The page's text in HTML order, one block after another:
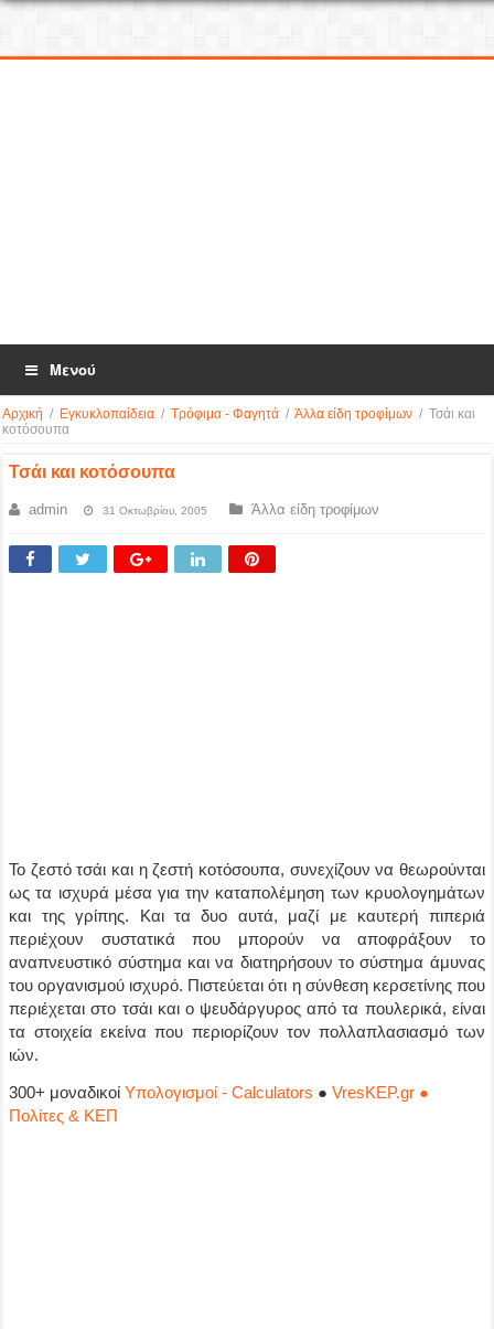
Μενού
Αρχική / Εγκυκλοπαίδεια / Τρόφιμα - Φαγητά / Άλλα είδη τροφίμων / Τσάι και
κοτόσουπα
Τσάι και κοτόσουπα
admin 31 Οκτωβρίου, 2005 Άλλα είδη τροφίμων
Το ζεστό τσάι και η ζεστή κοτόσουπα, συνεχίζουν να θεωρούνται
ως τα ισχυρά μέσα για την καταπολέμηση των κρυολογημάτων
και της γρίπης. Και τα δυο αυτά, μαζί με καυτερή πιπεριά
περιέχουν συστατικά που μπορούν να αποφράξουν το
αναπνευστικό σύστημα και να διατηρήσουν το σύστημα άμυνας
του οργανισμού ισχυρό. Πιστεύεται ότι η σύνθεση κερσετίνης που
περιέχεται στο τσάι και ο ψευδάργυρος από τα πουλερικά, είναι
τα στοιχεία εκείνα που περιορίζουν τον πολλαπλασιασμό των
ιών.
300+ μοναδικοίΥπολογισμοί - Calculators ●VresKEP.gr ●
Πολίτες & ΚΕΠ